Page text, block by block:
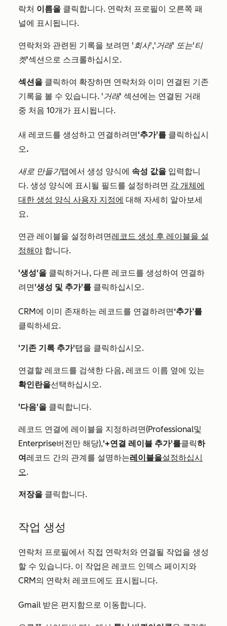
락처 이름을 클릭합니다. 연락처 프로필이 오른쪽 패
널에 표시됩니다.
연락처와 관련된 기록을 보려면 '회사','거래' 또는'티
켓'섹션으로 스크롤하십시오.
섹션을 클릭하여 확장하면 연락처와 이미 연결된 기존
기록을 볼 수 있습니다. '거래' 섹션에는 연결된 거래
중 처음 10개가 표시됩니다.
새 레코드를 생성하고 연결하려면'추가'를 클릭하십시
오.
새로 만들기탭에서 생성 양식에 속성 값을 입력합니
다. 생성 양식에 표시될 필드를 설정하려면 각 개체에
대한 생성 양식 사용자 지정에 대해 자세히 알아보세
요.
연관 레이블을 설정하려면레코드 생성 후 레이블을 설
정해야 합니다.
'생성'을 클릭하거나, 다른 레코드를 생성하여 연결하
려면'생성 및 추가'를 클릭하십시오.
CRM에 이미 존재하는 레코드를 연결하려면‘추가’를
클릭하세요.
'기존 기록 추가'탭을 클릭하십시오.
연결할 레코드를 검색한 다음, 레코드 이름 옆에 있는
확인란을선택하십시오.
'다음'을 클릭합니다.
레코드 연결에 레이블을 지정하려면(Professional및
Enterprise버전만 해당),'+연결 레이블 추가'를클릭하
여레코드 간의 관계를 설명하는레이블을설정하십시
오.
저장을 클릭합니다.
작업 생성
연락처 프로필에서 직접 연락처와 연결될 작업을 생성
할 수 있습니다. 이 작업은 레코드 인덱스 페이지와
CRM의 연락처 레코드에도 표시됩니다.
Gmail 받은 편지함으로 이동합니다.